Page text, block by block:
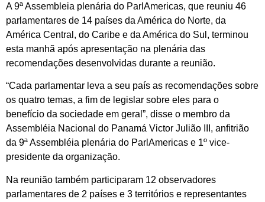
A 9ª Assembleia plenária do ParlAmericas, que reuniu 46
parlamentares de 14 países da América do Norte, da
América Central, do Caribe e da América do Sul, terminou
esta manhã após apresentação na plenária das
recomendações desenvolvidas durante a reunião.
“Cada parlamentar leva a seu país as recomendações sobre
os quatro temas, a fim de legislar sobre eles para o
benefício da sociedade em geral”, disse o membro da
Assembléia Nacional do Panamá Victor Julião III, anfitrião
da 9ª Assembléia plenária do ParlAmericas e 1º vice-
presidente da organização.
Na reunião também participaram 12 observadores
parlamentares de 2 países e 3 territórios e representantes